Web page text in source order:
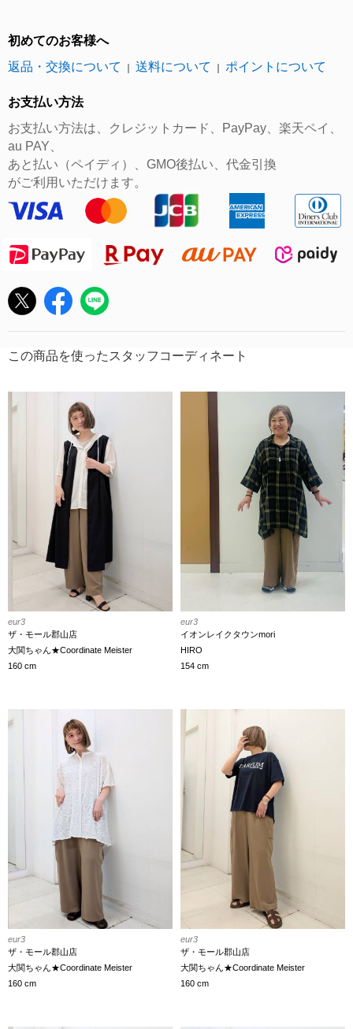
初めてのお客様へ
返品・交換について
｜ 送料について ｜ ポイントについて
お支払い方法
お支払い方法は、クレジットカード、PayPay、楽天ペイ、
au PAY、
あと払い（ペイディ）、GMO後払い、代金引換
がご利用いただけます。
この商品を使ったスタッフコーディネート
eur3
ザ・モール郡山店
大関ちゃん★Coordinate Meister
160 cm
eur3
イオンレイクタウンmori
HIRO
154 cm
eur3
ザ・モール郡山店
大関ちゃん★Coordinate Meister
160 cm
eur3
ザ・モール郡山店
大関ちゃん★Coordinate Meister
160 cm